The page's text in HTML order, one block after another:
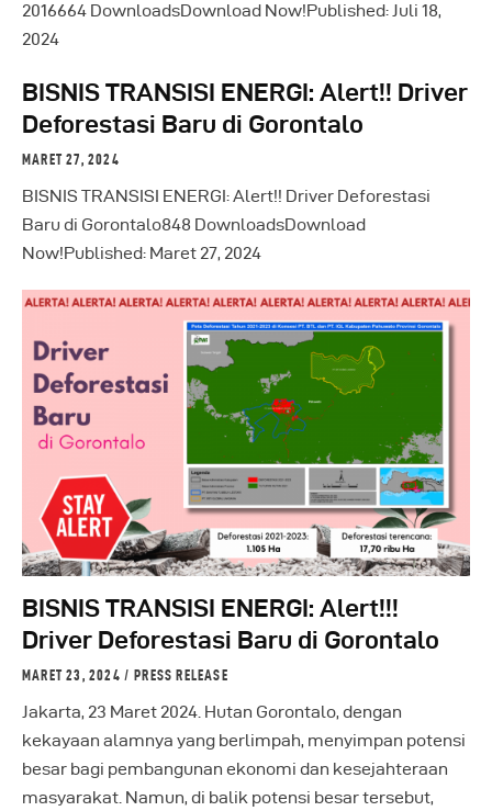
2016664 DownloadsDownload Now!Published: Juli 18,
2024
BISNIS TRANSISI ENERGI: Alert!! Driver
Deforestasi Baru di Gorontalo
MARET 27, 2024
BISNIS TRANSISI ENERGI: Alert!! Driver Deforestasi
Baru di Gorontalo848 DownloadsDownload
Now!Published: Maret 27, 2024
BISNIS TRANSISI ENERGI: Alert!!!
Driver Deforestasi Baru di Gorontalo
MARET 23, 2024 PRESS RELEASE
Jakarta, 23 Maret 2024. Hutan Gorontalo, dengan
kekayaan alamnya yang berlimpah, menyimpan potensi
besar bagi pembangunan ekonomi dan kesejahteraan
masyarakat. Namun, di balik potensi besar tersebut,